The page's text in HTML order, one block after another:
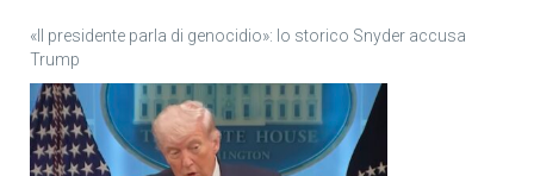
«Il presidente parla di genocidio»: lo storico Snyder accusa
Trump